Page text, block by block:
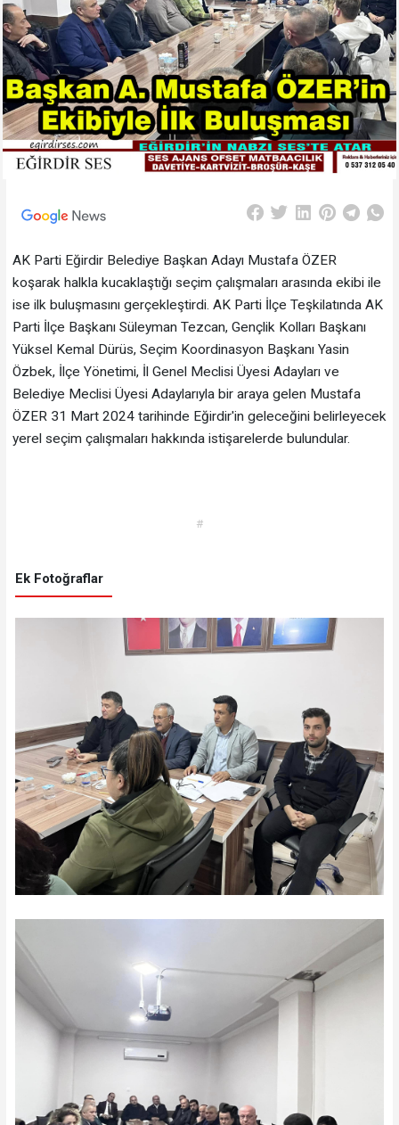
AK Parti Eğirdir Belediye Başkan Adayı Mustafa ÖZER
koşarak halkla kucaklaştığı seçim çalışmaları arasında ekibi ile
ise ilk buluşmasını gerçekleştirdi. AK Parti İlçe Teşkilatında AK
Parti İlçe Başkanı Süleyman Tezcan, Gençlik Kolları Başkanı
Yüksel Kemal Dürüs, Seçim Koordinasyon Başkanı Yasin
Özbek, İlçe Yönetimi, İl Genel Meclisi Üyesi Adayları ve
Belediye Meclisi Üyesi Adaylarıyla bir araya gelen Mustafa
ÖZER 31 Mart 2024 tarihinde Eğirdir'in geleceğini belirleyecek
yerel seçim çalışmaları hakkında istişarelerde bulundular.
#
Ek Fotoğraflar